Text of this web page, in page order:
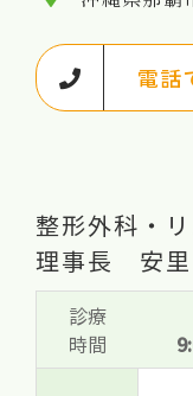
電話
整形外科・
理事長 安里
診療
時間